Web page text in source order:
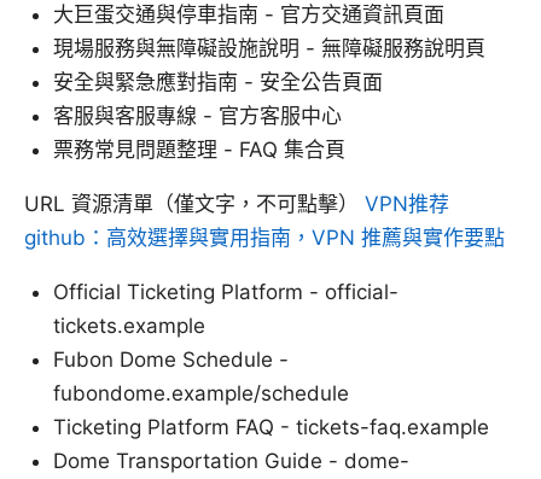
大巨蛋交通與停車指南 - 官方交通資訊頁面
現場服務與無障礙設施說明 - 無障礙服務說明頁
安全與緊急應對指南 - 安全公告頁面
客服與客服專線 - 官方客服中心
票務常見問題整理 - FAQ 集合頁
URL 資源清單（僅文字，不可點擊） VPN推荐
github：高效選擇與實用指南，VPN 推薦與實作要點
Official Ticketing Platform - official-
tickets.example
Fubon Dome Schedule -
fubondome.example/schedule
Ticketing Platform FAQ - tickets-faq.example
Dome Transportation Guide - dome-